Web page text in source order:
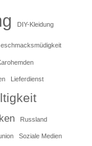
DIY-Kleidung
Lieferdienst
Russland
Soziale Medien